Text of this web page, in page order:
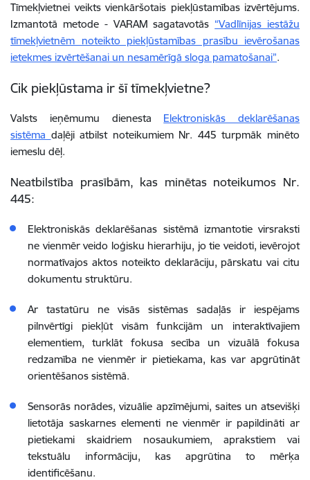
Tīmekļvietnei veikts vienkāršotais piekļūstamības izvērtējums.
Izmantotā metode - VARAM sagatavotās “Vadlīnijas iestāžu
tīmekļvietnēm noteikto piekļūstamības prasību ievērošanas
ietekmes izvērtēšanai un nesamērīgā sloga pamatošanai”.
Cik piekļūstama ir šī tīmekļvietne?
Valsts ieņēmumu dienesta Elektroniskās deklarēšanas
sistēma daļēji atbilst noteikumiem Nr. 445 turpmāk minēto
iemeslu dēļ.
Neatbilstība prasībām, kas minētas noteikumos Nr.
445:
Elektroniskās deklarēšanas sistēmā izmantotie virsraksti
ne vienmēr veido loģisku hierarhiju, jo tie veidoti, ievērojot
normatīvajos aktos noteikto deklarāciju, pārskatu vai citu
dokumentu struktūru.
Ar tastatūru ne visās sistēmas sadaļās ir iespējams
pilnvērtīgi piekļūt visām funkcijām un interaktīvajiem
elementiem, turklāt fokusa secība un vizuālā fokusa
redzamība ne vienmēr ir pietiekama, kas var apgrūtināt
orientēšanos sistēmā.
Sensorās norādes, vizuālie apzīmējumi, saites un atsevišķi
lietotāja saskarnes elementi ne vienmēr ir papildināti ar
pietiekami skaidriem nosaukumiem, aprakstiem vai
tekstuālu informāciju, kas apgrūtina to mērķa
identificēšanu.